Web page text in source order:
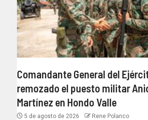
Comandante General del
remozado el puesto militar
Martínez en Hondo Valle
5 de agosto de 2026 Rene Polanco